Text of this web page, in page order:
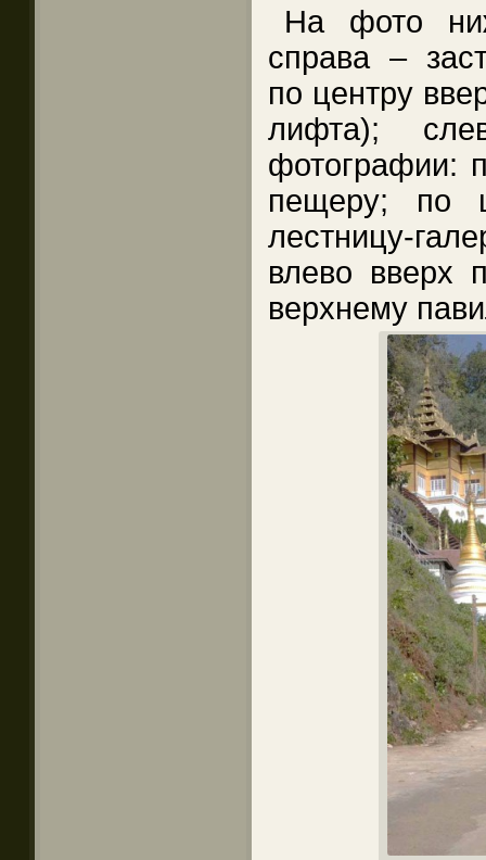
На фото
справа –
по центру
лифта);
фотографии:
пещеру; по
лестницу-
влево вверх
верхнему